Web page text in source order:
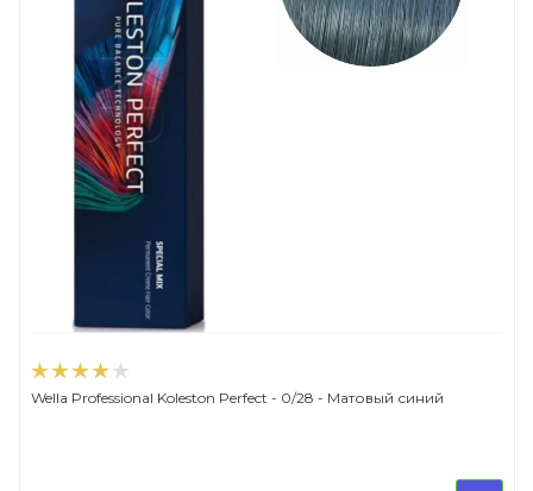
Wella Professional Koleston Perfect - 0/28 - Матовый синий